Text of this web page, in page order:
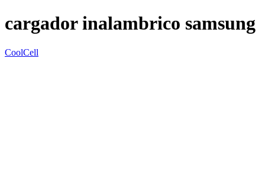
cargador inalambrico samsung
CoolCell